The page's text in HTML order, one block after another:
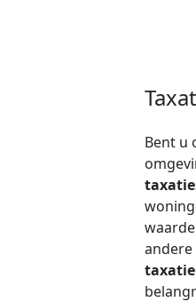
Bent u
taxatie
andere
taxatie